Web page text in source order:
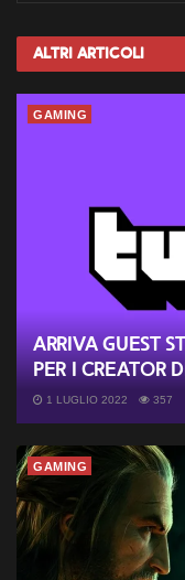
Altri Articoli
GAMING
Arriva Guest
per i creator
1 LUGLIO 2022 357
GAMING